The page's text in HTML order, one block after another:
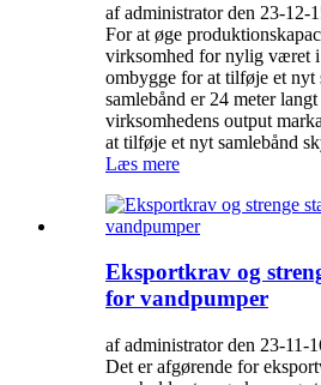
af administrator den 23-12-
For at øge
virksomhed for nylig været i
ombygge for at tilføje et nyt
samlebånd er 24 meter
virksomhedens output
at tilføje et nyt samlebånd
Læs mere
Eksportkrav og
for vandpumper
af administrator den 23-11-
Det er afgørende for